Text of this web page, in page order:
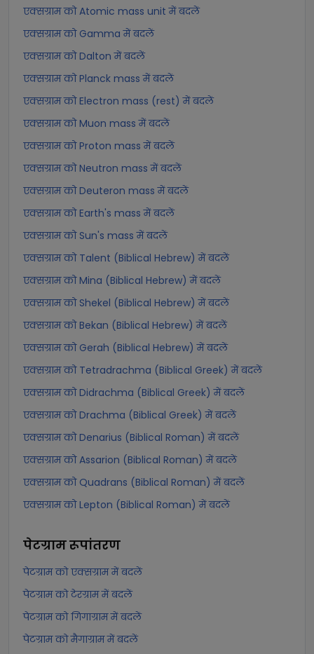
एक्सग्राम को Atomic mass unit में बदलें
एक्सग्राम को Gamma में बदलें
एक्सग्राम को Dalton में बदलें
एक्सग्राम को Planck mass में बदलें
एक्सग्राम को Electron mass (rest) में बदलें
एक्सग्राम को Muon mass में बदलें
एक्सग्राम को Proton mass में बदलें
एक्सग्राम को Neutron mass में बदलें
एक्सग्राम को Deuteron mass में बदलें
एक्सग्राम को Earth's mass में बदलें
एक्सग्राम को Sun's mass में बदलें
एक्सग्राम को Talent (Biblical Hebrew) में बदलें
एक्सग्राम को Mina (Biblical Hebrew) में बदलें
एक्सग्राम को Shekel (Biblical Hebrew) में बदलें
एक्सग्राम को Bekan (Biblical Hebrew) में बदलें
एक्सग्राम को Gerah (Biblical Hebrew) में बदलें
एक्सग्राम को Tetradrachma (Biblical Greek) में बदलें
एक्सग्राम को Didrachma (Biblical Greek) में बदलें
एक्सग्राम को Drachma (Biblical Greek) में बदलें
एक्सग्राम को Denarius (Biblical Roman) में बदलें
एक्सग्राम को Assarion (Biblical Roman) में बदलें
एक्सग्राम को Quadrans (Biblical Roman) में बदलें
एक्सग्राम को Lepton (Biblical Roman) में बदलें
पेटग्रामरूपांतरण
पेटग्राम को एक्सग्राम में बदलें
पेटग्राम को टेरग्राम में बदलें
पेटग्राम को गिगाग्राम में बदलें
पेटग्राम को मैगाग्राम में बदलें